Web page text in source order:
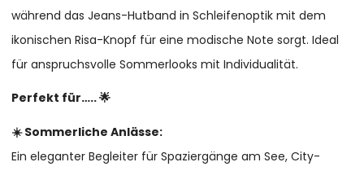
während das Jeans-Hutband in Schleifenoptik mit dem
ikonischen Risa-Knopf für eine modische Note sorgt. Ideal
für anspruchsvolle Sommerlooks mit Individualität.
Perfekt für….. 🌟
☀️ Sommerliche Anlässe:
Ein eleganter Begleiter für Spaziergänge am See, City-